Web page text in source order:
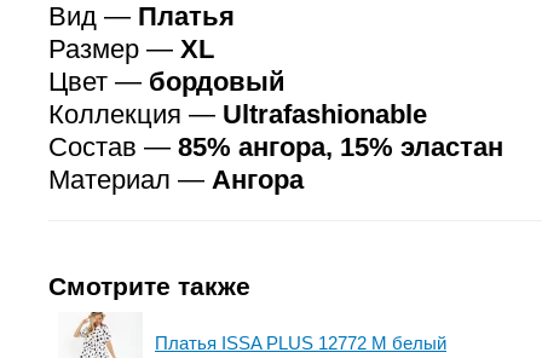
Вид — Платья
Размер — XL
Цвет — бордовый
Коллекция — Ultrafashionable
Состав — 85% ангора, 15% эластан
Материал — Ангора
Смотрите также
Платья ISSA PLUS 12772 M белый